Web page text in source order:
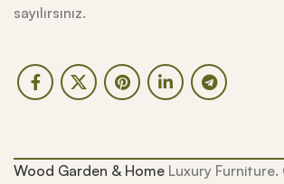
sayılırsınız.
Wood Garden & Home Luxury